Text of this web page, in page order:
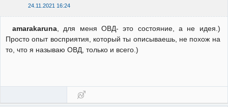
24.11.2021 16:24
amarakaruna, для меня ОВД- это состояние, а не идея.)
Просто опыт восприятия, который ты описываешь, не похож на
то, что я называю ОВД, только и всего.)